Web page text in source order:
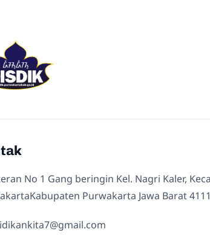
No 1 Gang beringin Kel. Nagri Kaler,
Purwakarta Jawa Barat